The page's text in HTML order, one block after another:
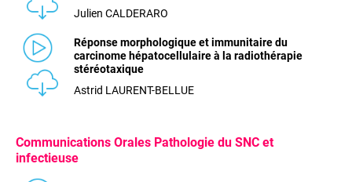
Julien CALDERARO
Réponse morphologique et immunitaire du
carcinome hépatocellulaire à la radiothérapie
stéréotaxique
Astrid LAURENT-BELLUE
Communications Orales Pathologie du SNC et
infectieuse